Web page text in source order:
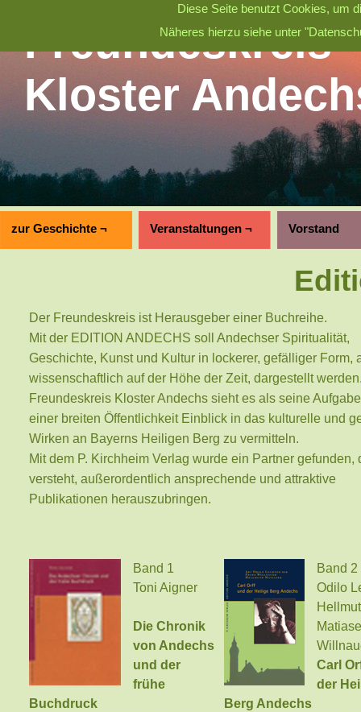
Diese Seite benutzt Cookies, um
Näheres hierzu siehe unter
zur Geschichte ¬ Veranstaltungen ¬ Vorstand
Freundeskreis
Kloster
Der Freundeskreis ist Herausgeber einer Buchreihe.
Mit der EDITION ANDECHS soll Andechser Spiritualität,
Geschichte, Kunst und Kultur in lockerer, gefälliger Form,
wissenschaftlich auf der Höhe der Zeit, dargestellt
Freundeskreis Kloster Andechs sieht es als seine
einer breiten Öffentlichkeit Einblick in das kulturelle und
Wirken an Bayerns Heiligen Berg zu vermitteln.
Mit dem P. Kirchheim Verlag wurde ein Partner gefunden,
versteht, außerordentlich ansprechende und attraktive
Publikationen herauszubringen.
Band 1
Toni Aigner
Die Chronik
von Andechs
und der
frühe
Buchdruck
Band 2
Odilo
Carl
der
Berg Andechs